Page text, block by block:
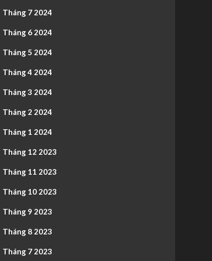
Tháng 7 2024
Tháng 6 2024
Tháng 5 2024
Tháng 4 2024
Tháng 3 2024
Tháng 2 2024
Tháng 1 2024
Tháng 12 2023
Tháng 11 2023
Tháng 10 2023
Tháng 9 2023
Tháng 8 2023
Tháng 7 2023